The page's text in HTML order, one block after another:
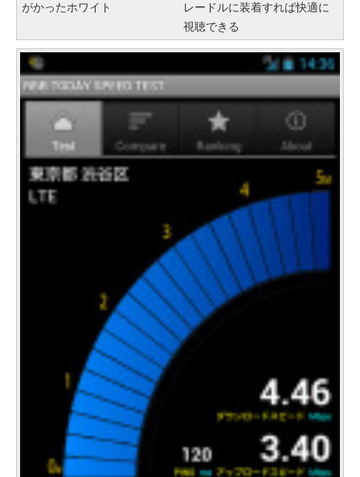
がかったホワイト
レードルに装着すれば快適に
視聴できる